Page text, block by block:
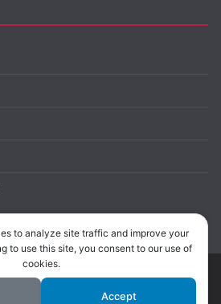
In Belgium. All rights reserved.
by ThemeGrill. Powered by
to analyze site traffic and improve your
to use this site, you consent to our use of
cookies.
Accept